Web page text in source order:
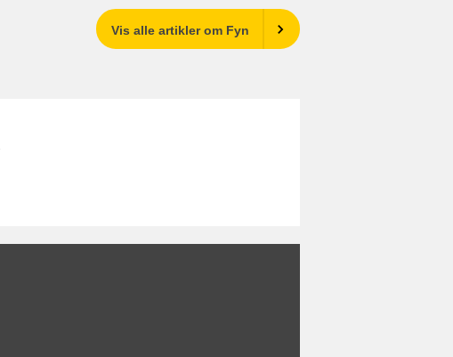
Vis alle artikler om Fyn